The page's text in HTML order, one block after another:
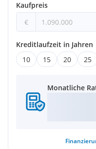
Kaufpreis
€
Kreditlaufzeit in Jahren
10
15 20 25
Monatliche